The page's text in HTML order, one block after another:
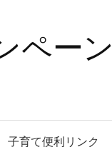
ペーン
子育て便利リンク